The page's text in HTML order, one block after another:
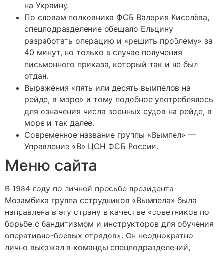
на Украину.
По словам полковника ФСБ Валерия Киселёва,
спецподразделение обещало Ельцину
разработать операцию и «решить проблему» за
40 минут, но только в случае получения
письменного приказа, который так и не был
отдан.
Выражения «пять или десять вымпелов на
рейде, в море» и тому подобное употреблялось
для означения числа военных судов на рейде, в
море и так далее.
Современное название группы «Вымпел» —
Управление «В» ЦСН ФСБ России.
Меню сайта
В 1984 году по личной просьбе президента
Мозамбика группа сотрудников «Вымпела» была
направлена в эту страну в качестве «советников по
борьбе с бандитизмом и инструкторов для обучения
оперативно-боевых отрядов». Он неоднократно
лично выезжал в команды спецподразделений,